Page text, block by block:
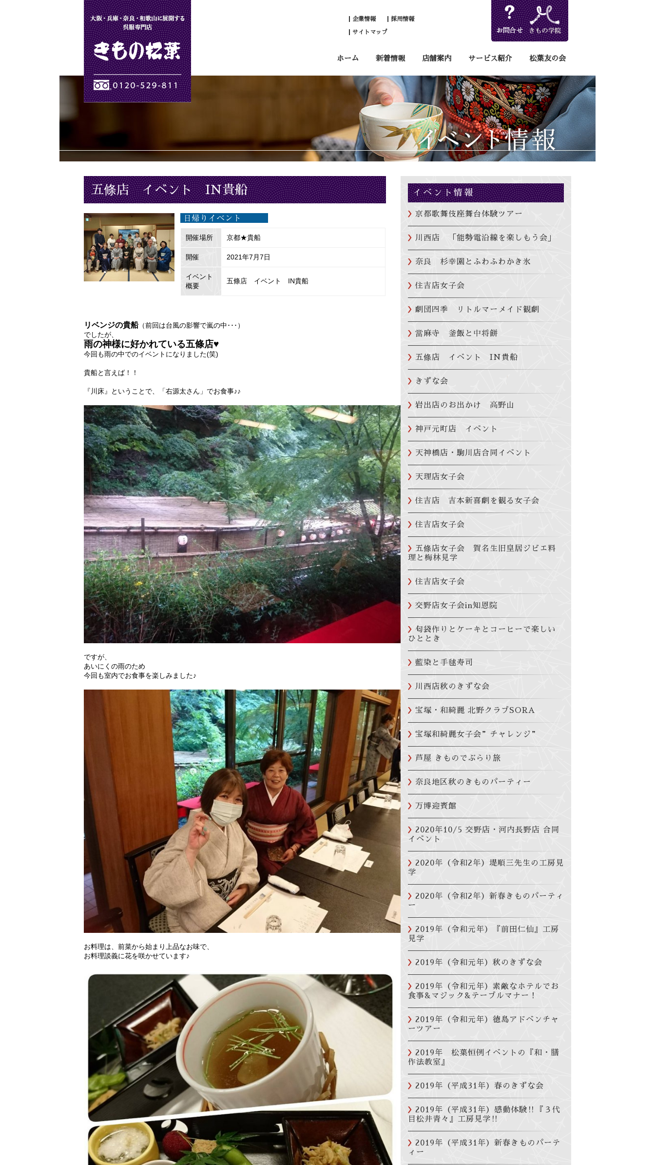
きもの松葉
ホーム 新着情報 店舗案内 サービス紹介 松葉友の会
企業情報 採用情報
サイトマップ
五條店 イベント IN貴船
開催場所 京都★貴船
開催 2021年7月7日
イベント
概要
五條店 イベント IN貴船
リベンジの貴船（前回は台風の影響で嵐の中･･･）
でしたが、
雨の神様に好かれている五條店♥
今回も雨の中でのイベントになりました(笑)
貴船と言えば！！
『川床』ということで、「右源太さん」でお食事♪♪
ですが、
あいにくの雨のため
今回も室内でお食事を楽しみました♪
お料理は、前菜から始まり上品なお味で、
お料理談義に花を咲かせています♪
イベント情報
京都歌舞伎座舞台体験ツアー
川西店 「能勢電沿線を楽しもう会」
奈良 杉幸園とふわふわかき氷
住吉店女子会
劇団四季 リトルマーメイド観劇
當麻寺 釜飯と中将餅
五條店 イベント IN貴船
きずな会
岩出店のお出かけ 高野山
神戸元町店 イベント
天神橋店・駒川店合同イベント
天理店女子会
住吉店 吉本新喜劇を観る女子会
住吉店女子会
五條店女子会 賀名生旧皇居ジビエ料
理と梅林見学
住吉店女子会
交野店女子会in知恩院
匂袋作りとケーキとコーヒーで楽しい
ひととき
藍染と手毬寿司
川西店秋のきずな会
宝塚・和綺麗 北野クラブSORA
宝塚和綺麗女子会”チャレンジ”
芦屋 きものでぶらり旅
奈良地区秋のきものパーティー
万博迎賓館
2020年10/5 交野店・河内長野店 合同
イベント
2020年（令和2年）堤順三先生の工房見
学
2020年（令和2年）新春きものパーティ
ー
2019年（令和元年）『前田仁仙』工房
見学
2019年（令和元年）秋のきずな会
2019年（令和元年）素敵なホテルでお
食事&マジック&テーブルマナー！
2019年（令和元年）徳島アドベンチャ
ーツアー
2019年 松葉恒例イベントの『和・膳
作法教室』
2019年（平成31年）春のきずな会
2019年（平成31年）感動体験‼️『３代
目松井青々』工房見学‼️
2019年（平成31年）新春きものパーテ
ィー